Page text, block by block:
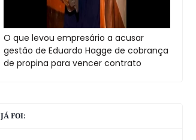
O que levou empresário a acusar
gestão de Eduardo Hagge de cobrança
de propina para vencer contrato
JÁ FOI: